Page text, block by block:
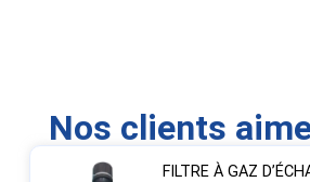
Nos clients
FILTRE À GAZ